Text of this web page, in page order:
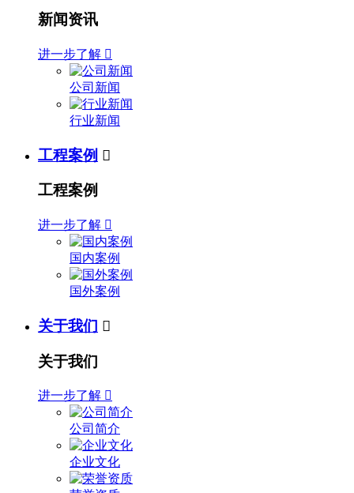
新闻资讯
进一步了解 
公司新闻
行业新闻
工程案例 
工程案例
进一步了解 
国内案例
国外案例
关于我们 
关于我们
进一步了解 
公司简介
企业文化